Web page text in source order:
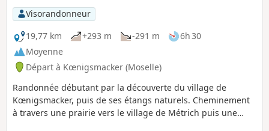
Visorandonneur
19,77 km
+293 m -291 m
6h 30
Moyenne
Départ à Kœnigsmacker (Moselle)
Randonnée débutant par la découverte du village de
Kœnigsmacker, puis de ses étangs naturels. Cheminement
à travers une prairie vers le village de Métrich puis une